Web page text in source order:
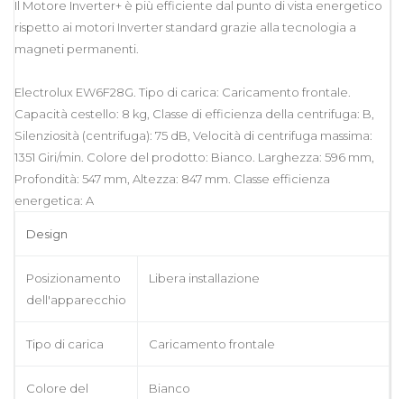
Il Motore Inverter+ è più efficiente dal punto di vista energetico
rispetto ai motori Inverter standard grazie alla tecnologia a
magneti permanenti.
Electrolux EW6F28G. Tipo di carica: Caricamento frontale.
Capacità cestello: 8 kg, Classe di efficienza della centrifuga: B,
Silenziosità (centrifuga): 75 dB, Velocità di centrifuga massima:
1351 Giri/min. Colore del prodotto: Bianco. Larghezza: 596 mm,
Profondità: 547 mm, Altezza: 847 mm. Classe efficienza
energetica: A
Design
Posizionamento
dell'apparecchio
Libera installazione
Tipo di carica Caricamento frontale
Colore del Bianco